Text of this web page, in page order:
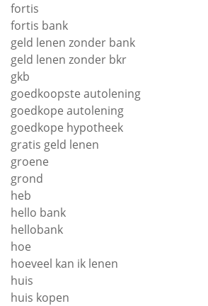
fortis
fortis bank
geld lenen zonder bank
geld lenen zonder bkr
gkb
goedkoopste autolening
goedkope autolening
goedkope hypotheek
gratis geld lenen
groene
grond
heb
hello bank
hellobank
hoe
hoeveel kan ik lenen
huis
huis kopen